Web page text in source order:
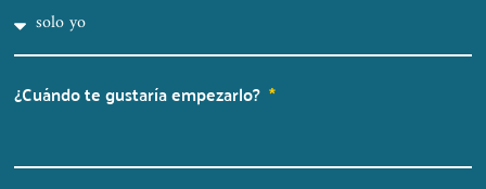
¿Cuándo te gustaría empezarlo?